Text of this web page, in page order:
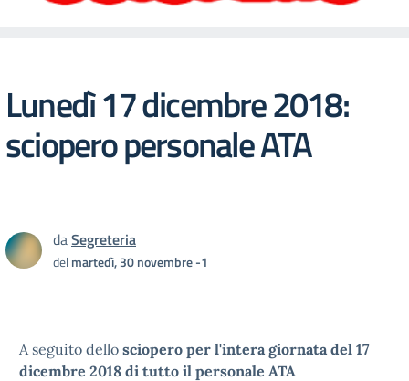
Lunedì 17 dicembre 2018:
sciopero personale ATA
daSegreteria
delmartedì, 30 novembre -1
A seguito dello sciopero per l'intera giornata del 17
dicembre 2018 di tutto il personale ATA